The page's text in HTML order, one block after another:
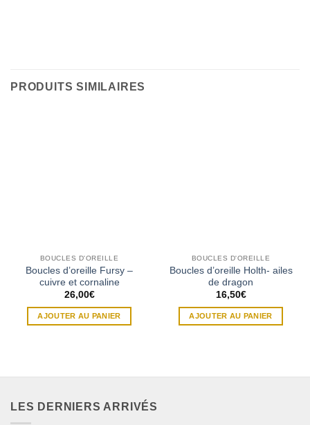
PRODUITS SIMILAIRES
BOUCLES D'OREILLE
Boucles d’oreille Fursy –
cuivre et cornaline
26,00€
AJOUTER AU PANIER
BOUCLES D'OREILLE
Boucles d’oreille Holth- ailes
de dragon
16,50€
AJOUTER AU PANIER
LES DERNIERS ARRIVÉS